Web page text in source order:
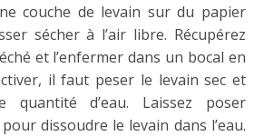
couche de levain sur du papier
sécher à l’air libre. Récupérez
et l’enfermer dans un bocal en
il faut peser le levain sec et
quantité d’eau. Laissez poser
dissoudre le levain dans l’eau.